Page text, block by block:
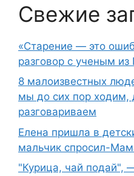
Свежие
«Старение — это
разговор с ученым
8 малоизвестных
мы до сих пор
разговариваем
Елена пришла в
мальчик спросил-
"Курица, чай подай",